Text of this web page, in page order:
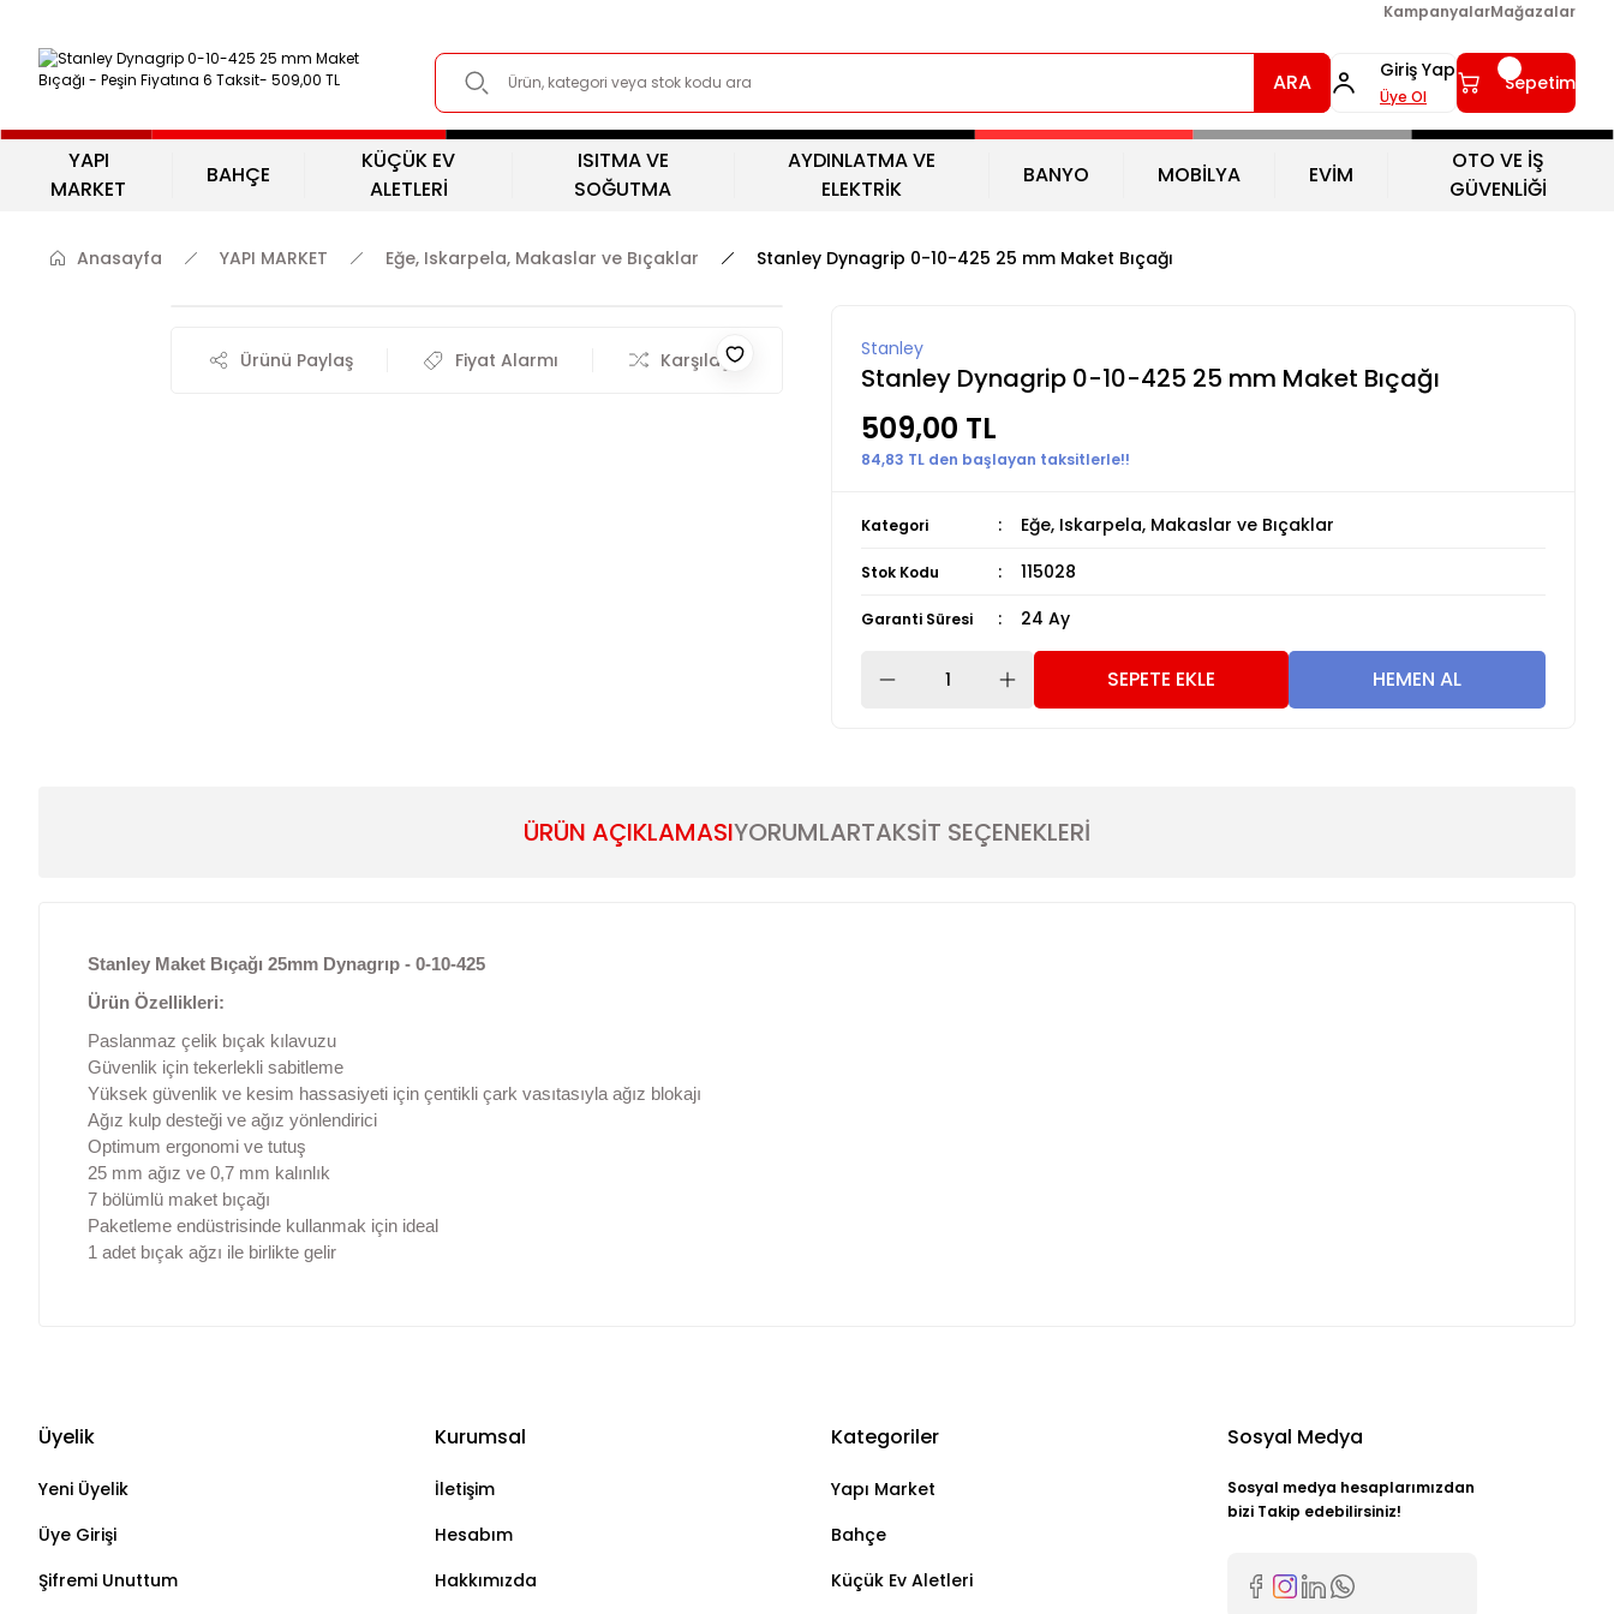
KampanyalarMağazalar
ARA Giriş Yap
Üye Ol
Sepetim
YAPI
MARKET
BAHÇE
KÜÇÜK EV
ALETLERİ
ISITMA VE
SOĞUTMA
AYDINLATMA VE
ELEKTRİK
BANYO MOBİLYA EVİM
OTO VE İŞ
GÜVENLİĞİ
Anasayfa YAPI MARKET Eğe, Iskarpela, Makaslar ve Bıçaklar Stanley Dynagrip 0-10-425 25 mm Maket Bıçağı
Ürünü Paylaş Fiyat Alarmı Karşılaştır Stanley
Stanley Dynagrip 0-10-425 25 mm Maket Bıçağı
509,00 TL
84,83 TL den başlayan taksitlerle!!
Kategori Eğe, Iskarpela, Makaslar ve Bıçaklar
Stok Kodu 115028
Garanti Süresi 24 Ay
SEPETE EKLE HEMEN AL
ÜRÜN AÇIKLAMASIYORUMLARTAKSİT SEÇENEKLERİ
Stanley Maket Bıçağı 25mm Dynagrıp - 0-10-425
Ürün Özellikleri:
Paslanmaz çelik bıçak kılavuzu
Güvenlik için tekerlekli sabitleme
Yüksek güvenlik ve kesim hassasiyeti için çentikli çark vasıtasıyla ağız blokajı
Ağız kulp desteği ve ağız yönlendirici
Optimum ergonomi ve tutuş
25 mm ağız ve 0,7 mm kalınlık
7 bölümlü maket bıçağı
Paketleme endüstrisinde kullanmak için ideal
1 adet bıçak ağzı ile birlikte gelir
Bu ürüne ilk yorumu siz yapın!
Yorum Yaz
Üyelik
Yeni Üyelik
Üye Girişi
Şifremi Unuttum
Kurumsal
İletişim
Hesabım
Hakkımızda
Kategoriler
Yapı Market
Bahçe
Küçük Ev Aletleri
Sosyal Medya
Sosyal medya hesaplarımızdan
bizi Takip edebilirsiniz!